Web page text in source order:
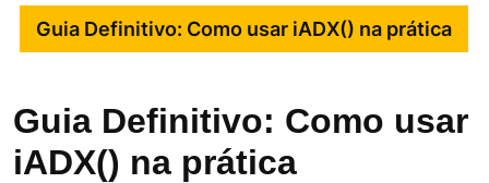
Guia Definitivo: Como usar iADX() na prática
Guia Definitivo: Como usar
iADX() na prática